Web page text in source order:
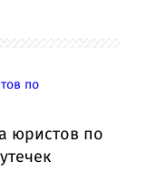
юристов по